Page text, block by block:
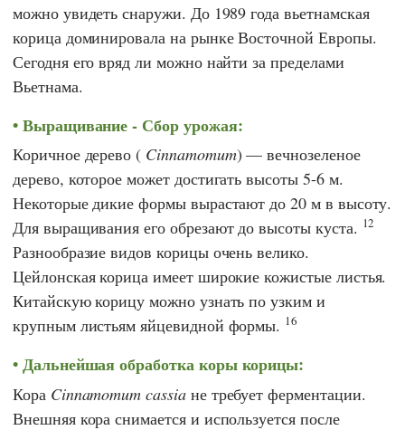
можно увидеть снаружи. До 1989 года вьетнамская
корица доминировала на рынке Восточной Европы.
Сегодня его вряд ли можно найти за пределами
Вьетнама.
Выращивание - Сбор урожая:
Коричное дерево ( Cinnamomum) — вечнозеленое
дерево, которое может достигать высоты 5-6 м.
Некоторые дикие формы вырастают до 20 м в высоту.
Для выращивания его обрезают до высоты куста. 12
Разнообразие видов корицы очень велико.
Цейлонская корица имеет широкие кожистые листья.
Китайскую корицу можно узнать по узким и
крупным листьям яйцевидной формы. 16
Дальнейшая обработка коры корицы:
Кора Cinnamomum cassiaне требует ферментации.
Внешняя кора снимается и используется после